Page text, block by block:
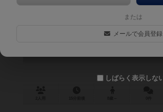
トラッフル・スカッフル
または
メールで会員登録
しばらく表示しな